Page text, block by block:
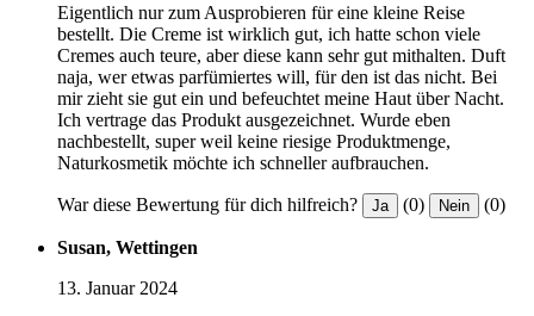
Eigentlich nur zum Ausprobieren für eine kleine Reise
bestellt. Die Creme ist wirklich gut, ich hatte schon viele
Cremes auch teure, aber diese kann sehr gut mithalten. Duft
naja, wer etwas parfümiertes will, für den ist das nicht. Bei
mir zieht sie gut ein und befeuchtet meine Haut über Nacht.
Ich vertrage das Produkt ausgezeichnet. Wurde eben
nachbestellt, super weil keine riesige Produktmenge,
Naturkosmetik möchte ich schneller aufbrauchen.
War diese Bewertung für dich hilfreich? Ja (0) Nein (0)
Susan, Wettingen
13. Januar 2024